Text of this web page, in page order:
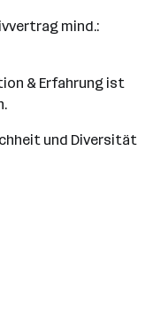
mind.:
& Erfahrung ist
und Diversität